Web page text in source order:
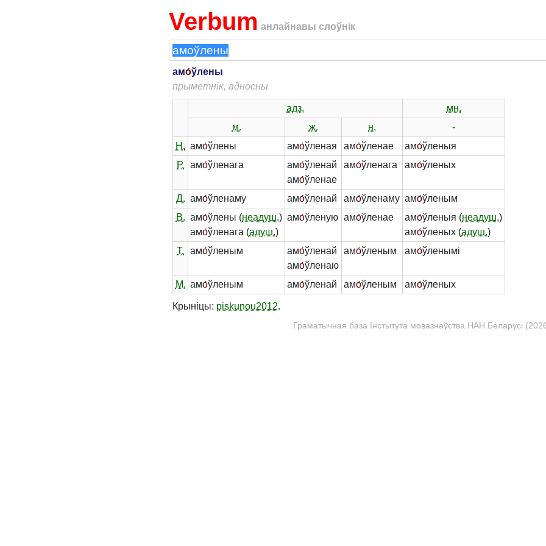
Verbum анлайнавы слоўнік
амо́ўлены
прыметнік, адносны
адз.
мн.
м.
ж. н.
-
Н. амо́ўлены амо́ўленая амо́ўленае амо́ўленыя
Р.
амо́ўленага амо́ўленай
амо́ўленае
амо́ўленага амо́ўленых
Д. амо́ўленаму амо́ўленай амо́ўленаму амо́ўленым
В. амо́ўлены (неадуш.)
амо́ўленага (адуш.)
амо́ўленую амо́ўленае амо́ўленыя (неадуш.)
амо́ўленых (адуш.)
Т.
амо́ўленым амо́ўленай
амо́ўленаю
амо́ўленым амо́ўленымі
М. амо́ўленым амо́ўленай амо́ўленым амо́ўленых
Крыніцы: piskunou2012.
Граматычная база Інстытута мовазнаўства НАН Беларусі